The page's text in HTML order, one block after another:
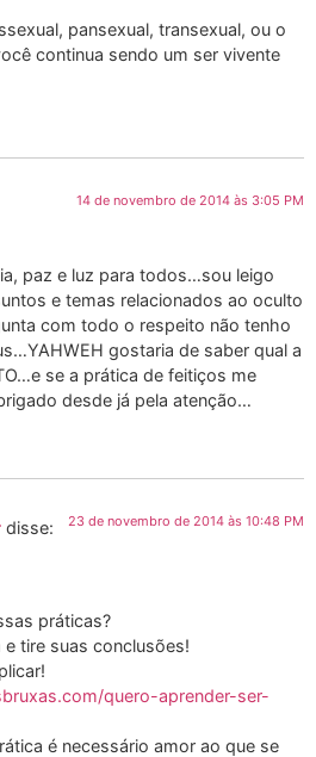
pansexual, transexual, ou o
continua sendo um ser vivente
14 de novembro de 2014 às 3:05 PM
paz e luz para todos…sou leigo
e temas relacionados ao oculto
com todo o respeito não tenho
gostaria de saber qual a
se a prática de feitiços me
desde já pela atenção…
disse: 23 de novembro de 2014 às 10:48 PM
práticas?
e tire suas conclusões!
quero-aprender-ser-
é necessário amor ao que se